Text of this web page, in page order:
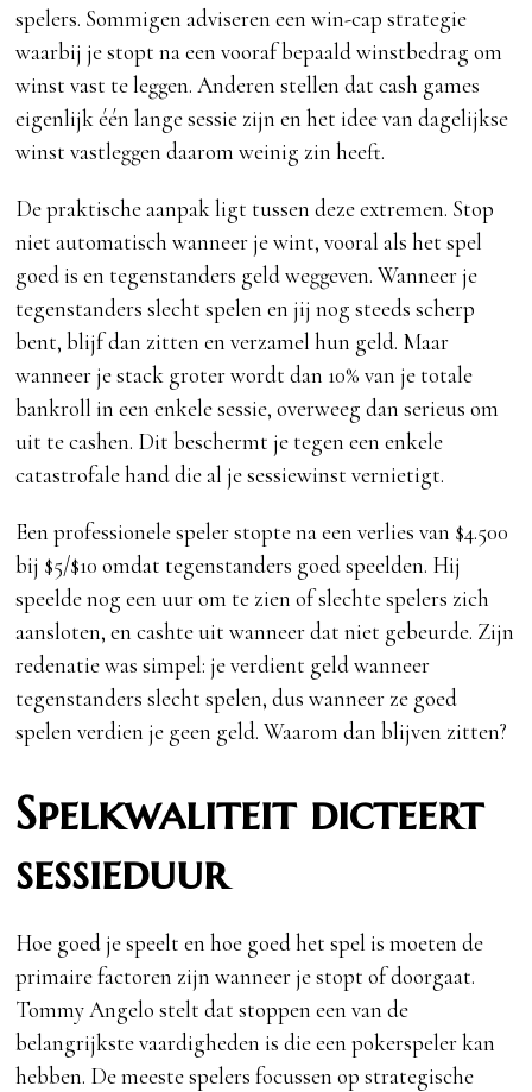
spelers. Sommigen adviseren een win-cap strategie
waarbij je stopt na een vooraf bepaald winstbedrag om
winst vast te leggen. Anderen stellen dat cash games
eigenlijk één lange sessie zijn en het idee van dagelijkse
winst vastleggen daarom weinig zin heeft.
De praktische aanpak ligt tussen deze extremen. Stop
niet automatisch wanneer je wint, vooral als het spel
goed is en tegenstanders geld weggeven. Wanneer je
tegenstanders slecht spelen en jij nog steeds scherp
bent, blijf dan zitten en verzamel hun geld. Maar
wanneer je stack groter wordt dan 10% van je totale
bankroll in een enkele sessie, overweeg dan serieus om
uit te cashen. Dit beschermt je tegen een enkele
catastrofale hand die al je sessiewinst vernietigt.
Een professionele speler stopte na een verlies van $4.500
bij $5/$10 omdat tegenstanders goed speelden. Hij
speelde nog een uur om te zien of slechte spelers zich
aansloten, en cashte uit wanneer dat niet gebeurde. Zijn
redenatie was simpel: je verdient geld wanneer
tegenstanders slecht spelen, dus wanneer ze goed
spelen verdien je geen geld. Waarom dan blijven zitten?
Spelkwaliteit dicteert
sessieduur
Hoe goed je speelt en hoe goed het spel is moeten de
primaire factoren zijn wanneer je stopt of doorgaat.
Tommy Angelo stelt dat stoppen een van de
belangrijkste vaardigheden is die een pokerspeler kan
hebben. De meeste spelers focussen op strategische